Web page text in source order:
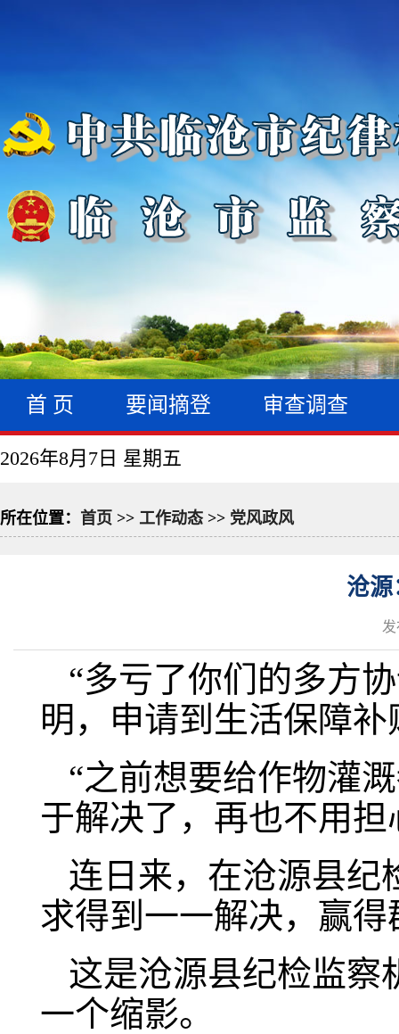
首 页 要闻摘登 审查调查
2026年8月7日 星期五
所在位置： 首页 >> 工作动态 >> 党风政风
沧源
“多亏了你们的多方
明，申请到生活保障
“之前想要给作物灌
于解决了，再也不用
连日来，在沧源县纪
求得到一一解决，赢
这是沧源县纪检监察
一个缩影。